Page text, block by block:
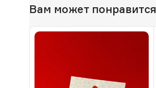
Вам может понравится